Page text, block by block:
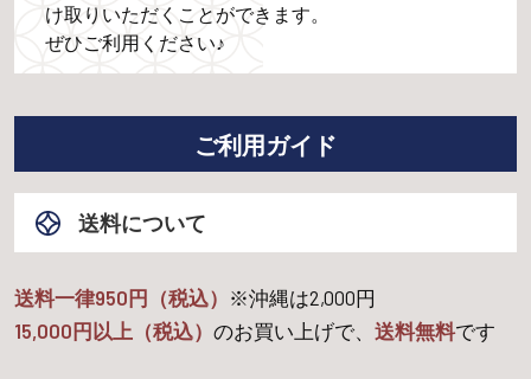
け取りいただくことができます。
ぜひご利用ください♪
ご利用ガイド
送料について
送料一律950円（税込） ※沖縄は2,000円
15,000円以上（税込） のお買い上げで、 送料無料です